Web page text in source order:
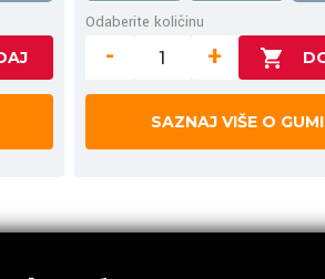
Odaberite količinu
- +
SAZNAJ VIŠE O GUMI